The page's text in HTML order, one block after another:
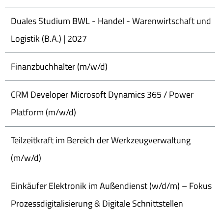
Duales Studium BWL - Handel - Warenwirtschaft und
Logistik (B.A.) | 2027
Finanzbuchhalter (m/w/d)
CRM Developer Microsoft Dynamics 365 / Power
Platform (m/w/d)
Teilzeitkraft im Bereich der Werkzeugverwaltung
(m/w/d)
Einkäufer Elektronik im Außendienst (w/d/m) – Fokus
Prozessdigitalisierung & Digitale Schnittstellen